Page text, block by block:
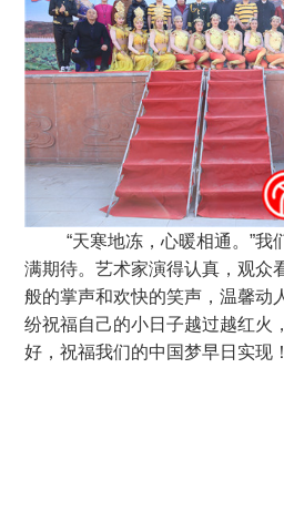
“天寒地冻，心暖相通。”
满期待。艺术家演得认真，观众
般的掌声和欢快的笑声，温馨动
纷祝福自己的小日子越过越红火
好，祝福我们的中国梦早日实现！